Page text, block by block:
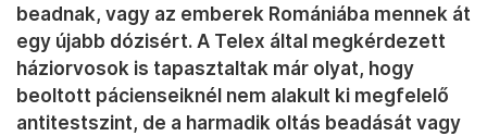
beadnak, vagy az emberek Romániába mennek át
egy újabb dózisért. A Telex által megkérdezett
háziorvosok is tapasztaltak már olyat, hogy
beoltott pácienseiknél nem alakult ki megfelelő
antitestszint, de a harmadik oltás beadását vagy